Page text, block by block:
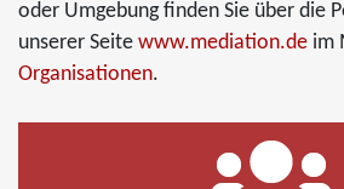
oder Umgebung finden Sie über die
unserer Seite www.mediation.de im
Organisationen.